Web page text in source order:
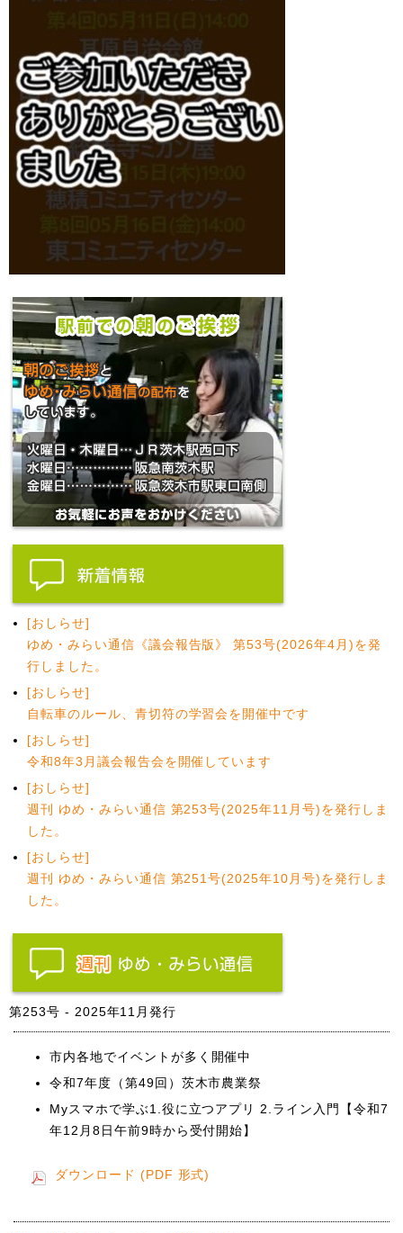
[おしらせ]
ゆめ・みらい通信《議会報告版》 第53号(2026年4月)を発
行しました。
[おしらせ]
自転車のルール、青切符の学習会を開催中です
[おしらせ]
令和8年3月議会報告会を開催しています
[おしらせ]
週刊 ゆめ・みらい通信 第253号(2025年11月号)を発行しま
した。
[おしらせ]
週刊 ゆめ・みらい通信 第251号(2025年10月号)を発行しま
した。
第253号 - 2025年11月発行
市内各地でイベントが多く開催中
令和7年度（第49回）茨木市農業祭
Myスマホで学ぶ1.役に立つアプリ 2.ライン入門【令和7
年12月8日午前9時から受付開始】
ダウンロード (PDF 形式)